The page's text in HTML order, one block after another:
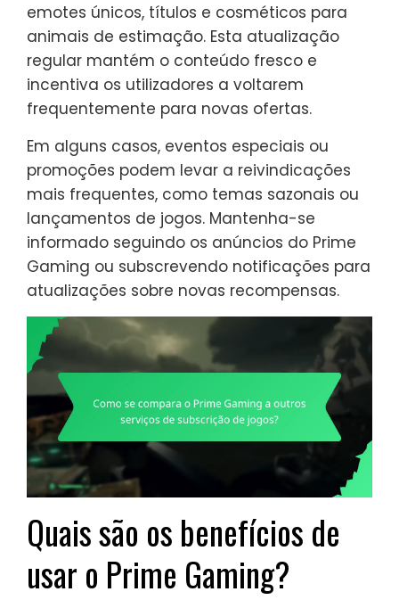
emotes únicos, títulos e cosméticos para
animais de estimação. Esta atualização
regular mantém o conteúdo fresco e
incentiva os utilizadores a voltarem
frequentemente para novas ofertas.
Em alguns casos, eventos especiais ou
promoções podem levar a reivindicações
mais frequentes, como temas sazonais ou
lançamentos de jogos. Mantenha-se
informado seguindo os anúncios do Prime
Gaming ou subscrevendo notificações para
atualizações sobre novas recompensas.
Quais são os benefícios de
usar o Prime Gaming?